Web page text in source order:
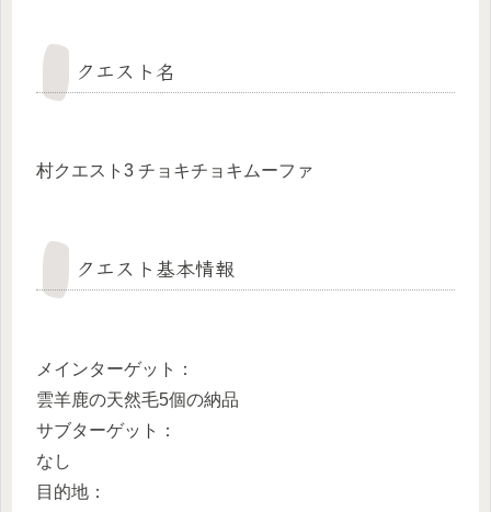
クエスト名
村クエスト3 チョキチョキムーファ
クエスト基本情報
メインターゲット：
雲羊鹿の天然毛5個の納品
サブターゲット：
なし
目的地：